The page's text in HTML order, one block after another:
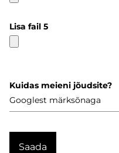
Lisa fail 5
Kuidas meieni jõudsite?